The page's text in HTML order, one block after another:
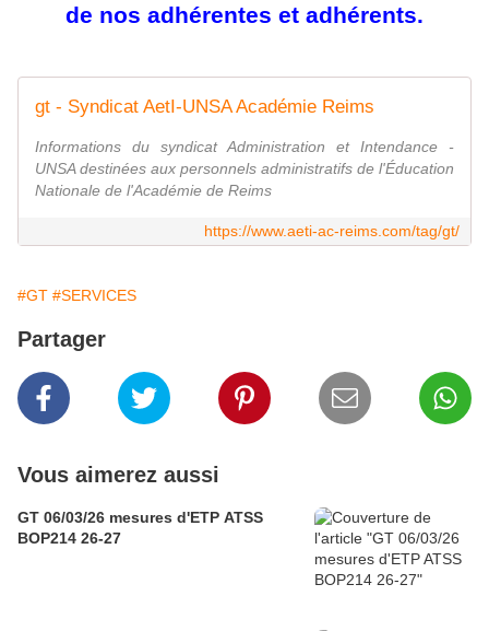
de nos adhérentes et adhérents.
gt - Syndicat AetI-UNSA Académie Reims
Informations du syndicat Administration et Intendance -
UNSA destinées aux personnels administratifs de l'Éducation
Nationale de l'Académie de Reims
https://www.aeti-ac-reims.com/tag/gt/
#GT #SERVICES
Partager
Vous aimerez aussi
GT 06/03/26 mesures d'ETP ATSS
BOP214 26-27